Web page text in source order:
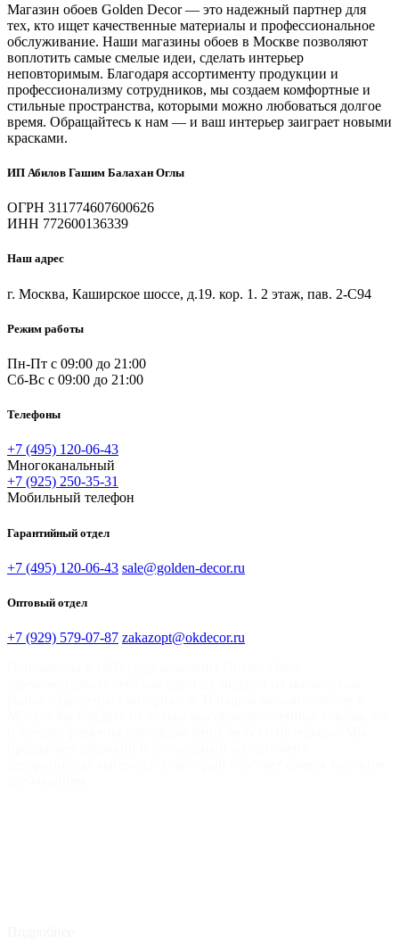
Магазин обоев Golden Decor — это надежный партнер для
тех, кто ищет качественные материалы и профессиональное
обслуживание. Наши магазины обоев в Москве позволяют
воплотить самые смелые идеи, сделать интерьер
неповторимым. Благодаря ассортименту продукции и
профессионализму сотрудников, мы создаем комфортные и
стильные пространства, которыми можно любоваться долгое
время. Обращайтесь к нам — и ваш интерьер заиграет новыми
красками.
ИП Абилов Гашим Балахан Оглы
ОГРН 311774607600626
ИНН 772600136339
Наш адрес
г. Москва, Каширское шоссе, д.19. кор. 1. 2 этаж, пав. 2-C94
Режим работы
Пн-Пт с 09:00 до 21:00
Сб-Вс с 09:00 до 21:00
Телефоны
+7 (495) 120-06-43
Многоканальный
+7 (925) 250-35-31
Мобильный телефон
Гарантийный отдел
+7 (495) 120-06-43 sale@golden-decor.ru
Оптовый отдел
+7 (929) 579-07-87 zakazopt@okdecor.ru